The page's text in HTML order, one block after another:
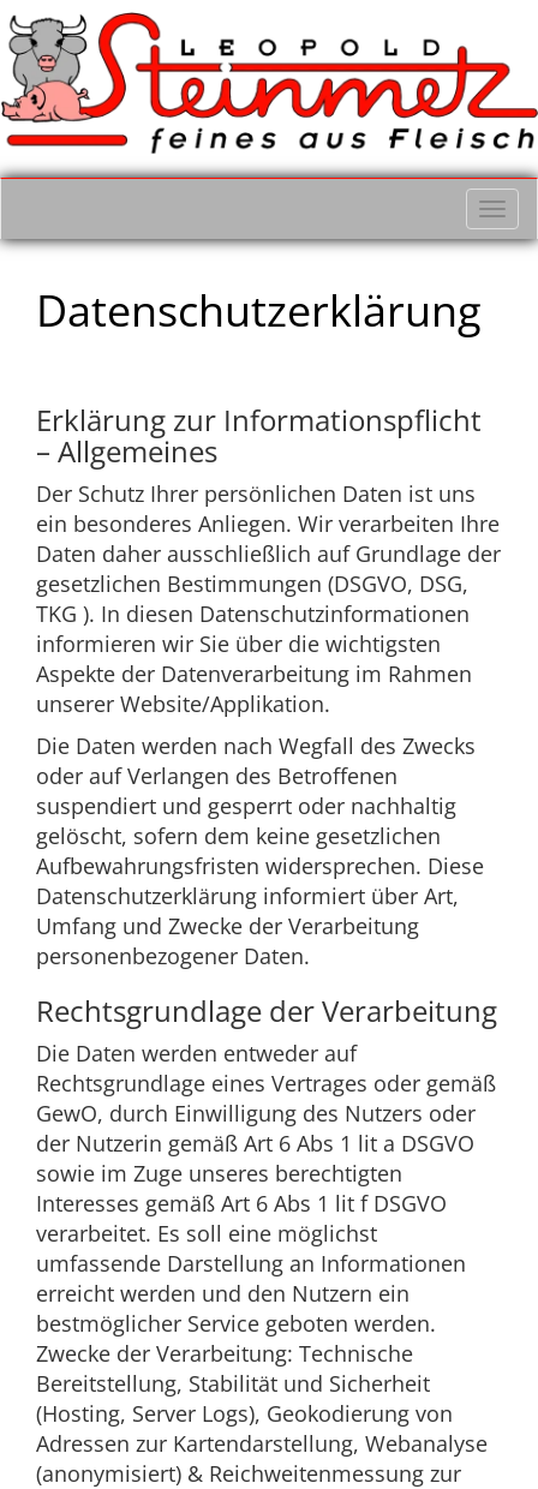
Datenschutzerklärung
Erklärung zur Informationspflicht
– Allgemeines
Der Schutz Ihrer persönlichen Daten ist uns
ein besonderes Anliegen. Wir verarbeiten Ihre
Daten daher ausschließlich auf Grundlage der
gesetzlichen Bestimmungen (DSGVO, DSG,
TKG ). In diesen Datenschutzinformationen
informieren wir Sie über die wichtigsten
Aspekte der Datenverarbeitung im Rahmen
unserer Website/Applikation.
Die Daten werden nach Wegfall des Zwecks
oder auf Verlangen des Betroffenen
suspendiert und gesperrt oder nachhaltig
gelöscht, sofern dem keine gesetzlichen
Aufbewahrungsfristen widersprechen. Diese
Datenschutzerklärung informiert über Art,
Umfang und Zwecke der Verarbeitung
personenbezogener Daten.
Rechtsgrundlage der Verarbeitung
Die Daten werden entweder auf
Rechtsgrundlage eines Vertrages oder gemäß
GewO, durch Einwilligung des Nutzers oder
der Nutzerin gemäß Art 6 Abs 1 lit a DSGVO
sowie im Zuge unseres berechtigten
Interesses gemäß Art 6 Abs 1 lit f DSGVO
verarbeitet. Es soll eine möglichst
umfassende Darstellung an Informationen
erreicht werden und den Nutzern ein
bestmöglicher Service geboten werden.
Zwecke der Verarbeitung: Technische
Bereitstellung, Stabilität und Sicherheit
(Hosting, Server Logs), Geokodierung von
Adressen zur Kartendarstellung, Webanalyse
(anonymisiert) & Reichweitenmessung zur